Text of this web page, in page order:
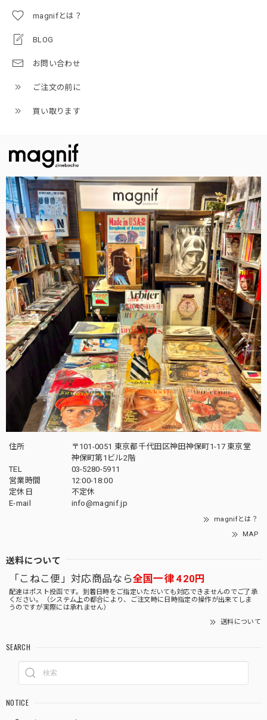
magnifとは？
BLOG
お問い合わせ
ご注文の前に
買い取ります
住所
〒101-0051 東京都千代田区神田神保町1-17 東京堂
神保町第1ビル2階
TEL
03-5280-5911
営業時間
12:00-18:00
定休日
不定休
E-mail
info@magnif.jp
magnifとは？
MAP
送料について
「こねこ便」対応商品なら全国一律 420円
配達はポスト投函です。到着日時をご指定いただいても対応できませんのでご了承
ください。（システム上の都合により、ご注文時に日時指定の操作が出来てしま
うのですが実際には承れません）
送料について
SEARCH
NOTICE